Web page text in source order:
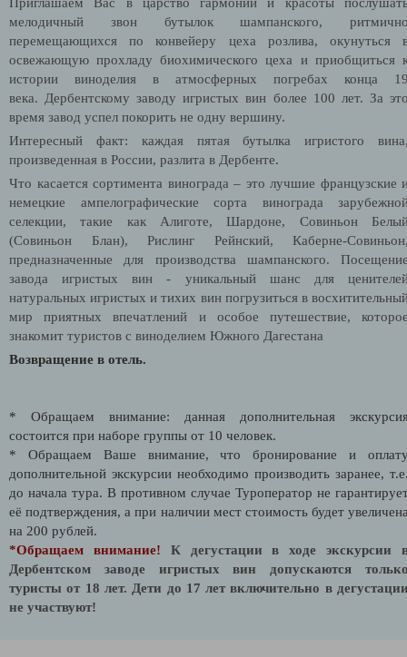
мелодичный звон бутылок шампанского,
перемещающихся по конвейеру цеха розлива, окунуться
освежающую прохладу биохимического цеха и приобщиться
истории виноделия в атмосферных погребах конца
века. Дербентскому заводу игристых вин более 100 лет. За
время завод успел покорить не одну вершину.
Интересный факт: каждая пятая бутылка игристого
произведенная в России, разлита в Дербенте.
Что касается сортимента винограда – это лучшие французские
немецкие ампелографические сорта винограда
селекции, такие как Алиготе, Шардоне, Совиньон
(Совиньон Блан), Рислинг Рейнский, Каберне-
предназначенные для производства шампанского.
завода игристых вин - уникальный шанс для
натуральных игристых и тихих вин погрузиться в
мир приятных впечатлений и особое путешествие,
знакомит туристов с виноделием Южного Дагестана
Возвращение в отель.
* Обращаем внимание: данная дополнительная
состоится при наборе группы от 10 человек.
* Обращаем Ваше внимание, что бронирование и
дополнительной экскурсии необходимо производить заранее,
до начала тура. В противном случае Туроператор не
её подтверждения, а при наличии мест стоимость будет
на 200 рублей.
*Обращаем внимание!
К дегустации в ходе экскурсии
Дербентском заводе игристых вин допускаются
туристы от 18 лет. Дети до 17 лет включительно в
не участвуют!